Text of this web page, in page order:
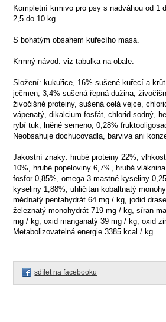
Kompletní krmivo pro psy s nadváhou od 1
2,5 do 10 kg.
S bohatým obsahem kuřecího masa.
Krmný návod: viz tabulka na obale.
Složení: kukuřice, 16% sušené kuřecí a
ječmen, 3,4% sušená řepná dužina,
živočišné proteiny, sušená celá vejce,
vápenatý, dikalcium fosfát, chlorid sodný,
rybí tuk, lněné semeno, 0,28%
Neobsahuje dochucovadla, barviva ani
Jakostní znaky: hrubé proteiny 22%,
10%, hrubé popeloviny 6,7%, hrubá
fosfor 0,85%, omega-3 mastné kyseliny
kyseliny 1,88%, uhličitan kobaltnatý
měďnatý pentahydrát 64 mg / kg, jodid
železnatý monohydrát 719 mg / kg, síran
mg / kg, oxid manganatý 39 mg / kg, oxid
Metabolizovatelná energie 3385 kcal / kg.
sdílet na facebooku